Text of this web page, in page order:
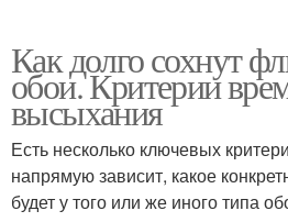
Как долго сохнут
обои. Критерии
высыхания
Есть несколько ключевых
напрямую зависит, какое
будет у того или же иного типа